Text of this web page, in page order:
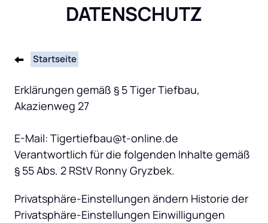
DATENSCHUTZ
Startseite
Erklärungen gemäß § 5 Tiger Tiefbau,
Akazienweg 27
E-Mail: Tigertiefbau@t-online.de
Verantwortlich für die folgenden Inhalte gemäß
§ 55 Abs. 2 RStV Ronny Gryzbek.
Privatsphäre-Einstellungen ändern Historie der
Privatsphäre-Einstellungen Einwilligungen